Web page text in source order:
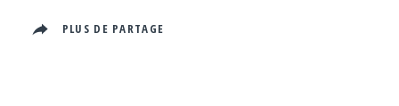
PLUS DE PARTAGE